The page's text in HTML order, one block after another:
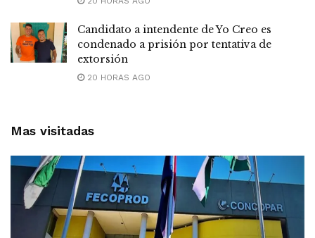
Candidato a intendente de Yo Creo es
condenado a prisión por tentativa de
extorsión
20 HORAS AGO
Mas visitadas